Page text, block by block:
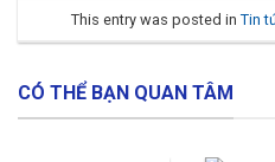
This entry was posted in Tin
CÓ THỂ BẠN QUAN TÂM